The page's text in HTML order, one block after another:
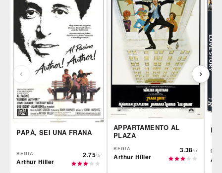
PAPÀ, SEI UNA FRANA
REGIA
Arthur Hiller
2.75/5
APPARTAMENTO AL
PLAZA
REGIA
Arthur Hiller
3.38/5